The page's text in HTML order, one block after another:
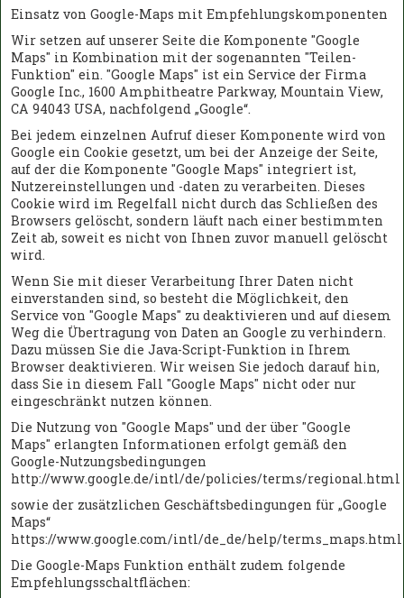
Einsatz von Google-Maps mit Empfehlungskomponenten
Wir setzen auf unserer Seite die Komponente "Google
Maps" in Kombination mit der sogenannten "Teilen-
Funktion" ein. "Google Maps" ist ein Service der Firma
Google Inc., 1600 Amphitheatre Parkway, Mountain View,
CA 94043 USA, nachfolgend „Google“.
Bei jedem einzelnen Aufruf dieser Komponente wird von
Google ein Cookie gesetzt, um bei der Anzeige der Seite,
auf der die Komponente "Google Maps" integriert ist,
Nutzereinstellungen und -daten zu verarbeiten. Dieses
Cookie wird im Regelfall nicht durch das Schließen des
Browsers gelöscht, sondern läuft nach einer bestimmten
Zeit ab, soweit es nicht von Ihnen zuvor manuell gelöscht
wird.
Wenn Sie mit dieser Verarbeitung Ihrer Daten nicht
einverstanden sind, so besteht die Möglichkeit, den
Service von "Google Maps" zu deaktivieren und auf diesem
Weg die Übertragung von Daten an Google zu verhindern.
Dazu müssen Sie die Java-Script-Funktion in Ihrem
Browser deaktivieren. Wir weisen Sie jedoch darauf hin,
dass Sie in diesem Fall "Google Maps" nicht oder nur
eingeschränkt nutzen können.
Die Nutzung von "Google Maps" und der über "Google
Maps" erlangten Informationen erfolgt gemäß den
Google-Nutzungsbedingungen
http://www.google.de/intl/de/policies/terms/regional.html
sowie der zusätzlichen Geschäftsbedingungen für „Google
Maps“
https://www.google.com/intl/de_de/help/terms_maps.html
Die Google-Maps Funktion enthält zudem folgende
Empfehlungsschaltflächen: